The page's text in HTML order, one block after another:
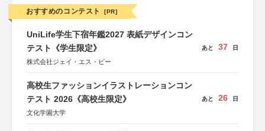
おすすめのコンテスト [PR]
UniLife学生下宿年鑑2027 表紙デザインコン
テスト《学生限定》
株式会社ジェイ・エス・ビー
あと 37 日
高校生ファッションイラストレーションコン
テスト 2026《高校生限定》
文化学園大学
あと 26 日